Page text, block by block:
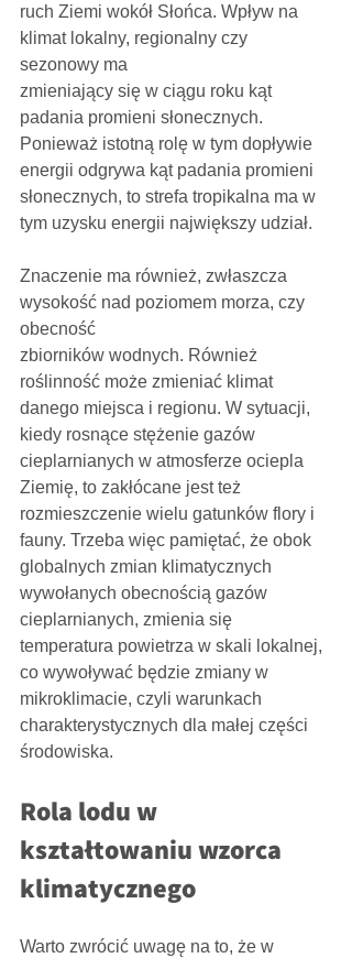
ruch Ziemi wokół Słońca. Wpływ na
klimat lokalny, regionalny czy
sezonowy ma
zmieniający się w ciągu roku kąt
padania promieni słonecznych.
Ponieważ istotną rolę w tym dopływie
energii odgrywa kąt padania promieni
słonecznych, to strefa tropikalna ma w
tym uzysku energii największy udział.
Znaczenie ma również, zwłaszcza
wysokość nad poziomem morza, czy
obecność
zbiorników wodnych. Również
roślinność może zmieniać klimat
danego miejsca i regionu. W sytuacji,
kiedy rosnące stężenie gazów
cieplarnianych w atmosferze ociepla
Ziemię, to zakłócane jest też
rozmieszczenie wielu gatunków flory i
fauny. Trzeba więc pamiętać, że obok
globalnych zmian klimatycznych
wywołanych obecnością gazów
cieplarnianych, zmienia się
temperatura powietrza w skali lokalnej,
co wywoływać będzie zmiany w
mikroklimacie, czyli warunkach
charakterystycznych dla małej części
środowiska.
Rola lodu w
kształtowaniu wzorca
klimatycznego
Warto zwrócić uwagę na to, że w